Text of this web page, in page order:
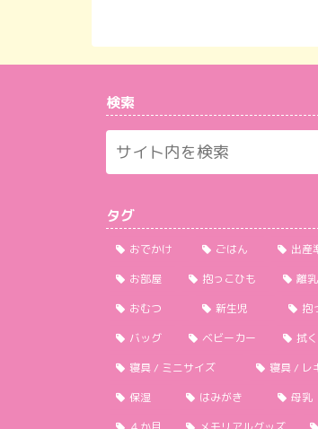
検索
タグ
おでかけ ごはん 出産
お部屋
抱っこひも 離
おむつ
新生児
抱
バッグ
ベビーカー 拭
寝具 / ミニサイズ
寝具 / レ
保湿
はみがき 母乳